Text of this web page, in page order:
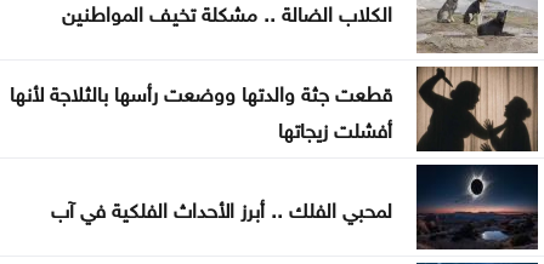
هجمات حوثية
الكلاب الضالة .. مشكلة تخيف المواطنين
قطعت جثة والدتها ووضعت رأسها بالثلاجة لأنها
أفشلت زيجاتها
لمحبي الفلك .. أبرز الأحداث الفلكية في آب